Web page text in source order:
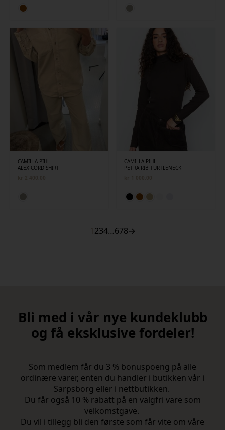
CAMILLA PIHL
ALEX CORD SHIRT
CAMILLA PIHL
PETRA RIB TURTLENECK
234…678→
Bli med i vår nye kundeklubb
og få eksklusive fordeler!
Som medlem får du 3 % bonuspoeng på alle
ordinære varer, enten du handler i butikken vår i
Sarpsborg eller i nettbutikken.
Du får også 10 % rabatt på en valgfri vare som
velkomstgave.
Du vil i tillegg bli den første som får vite om våre